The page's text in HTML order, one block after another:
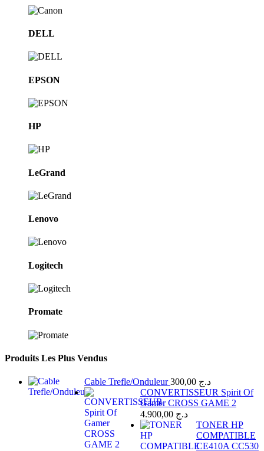
DELL
EPSON
HP
LeGrand
Lenovo
Logitech
Promate
Produits Les Plus Vendus
Cable Trefle/Onduleur د.ج
CONVERTISSEUR Spirit Of
Gamer CROSS GAME 2
د.ج
TONER HP
COMPATIBLE
CE410A CC530